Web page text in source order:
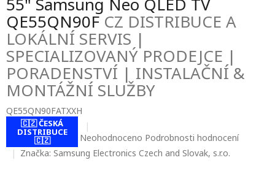
55" Samsung Neo QLED TV
QE55QN90FCZ DISTRIBUCE A
LOKÁLNÍ SERVIS |
SPECIALIZOVANÝ PRODEJCE |
PORADENSTVÍ | INSTALAČNÍ &
MONTÁŽNÍ SLUŽBY
QE55QN90FATXXH
🇨🇿 ČESKÁ
DISTRIBUCE
🇨🇿
Průměrné
hodnocení
produktu
Neohodnoceno Podrobnosti hodnocení
Značka: Samsung Electronics Czech and Slovak, s.r.o.